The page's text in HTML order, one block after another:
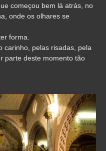
começou bem lá atrás, no
onde os olhares se
forma.
carinho, pelas risadas, pela
parte deste momento tão